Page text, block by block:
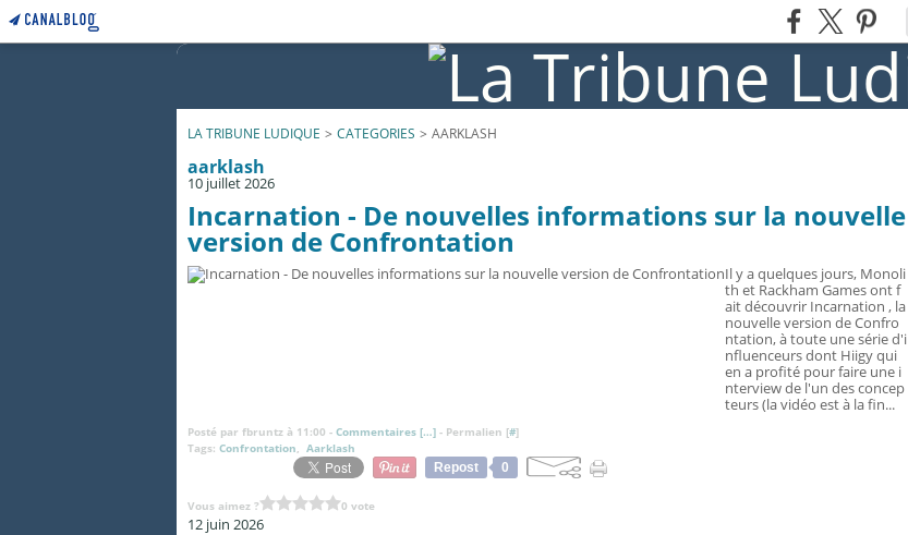
LA TRIBUNE LUDIQUE > CATEGORIES > AARKLASH
aarklash
10 juillet 2026
Incarnation - De nouvelles informations sur la nouvelle
version de Confrontation
Il y a quelques jours, Monoli
th et Rackham Games ont f
ait découvrir Incarnation , la
nouvelle version de Confro
ntation, à toute une série d'i
nfluenceurs dont Hiigy qui
en a profité pour faire une i
nterview de l'un des concep
teurs (la vidéo est à la fin...
Posté par fbruntz à 11:00 - Commentaires […] - Permalien [#]
Tags: Confrontation, Aarklash
Repost
0
Vous aimez ? 0 vote
12 juin 2026